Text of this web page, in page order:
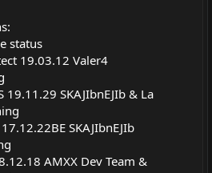
status
19.03.12 Valer4
19.11.29 SKAJIbnEJIb & La
SKAJIbnEJIb
AMXX Dev Team &